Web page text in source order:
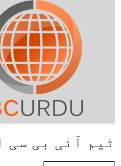
ٹیم آئی بی سی